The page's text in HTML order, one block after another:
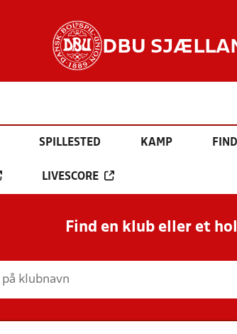
DBU
SPILLESTED KAMP
LIVESCORE
Find en klub eller et